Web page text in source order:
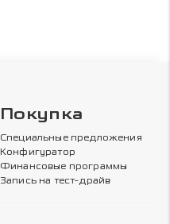
Покупка
Специальные предложения
Конфигуратор
Финансовые программы
Запись на тест-драйв